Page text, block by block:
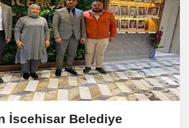
İscehisar Belediye